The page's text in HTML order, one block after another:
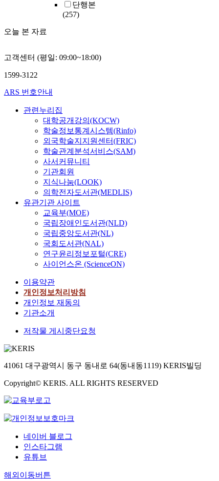
단행본
(257)
오늘 본 자료
고객센터 (평일: 09:00~18:00)
1599-3122
ARS 번호안내
관련누리집
대학공개강의(KOCW)
학술정보통계시스템(Rinfo)
외국학술지지원센터(FRIC)
학술관계분석서비스(SAM)
사서커뮤니티
기관회원
지식나눔(LOOK)
의학전자도서관(MEDLIS)
유관기관 사이트
교육부(MOE)
국립장애인도서관(NLD)
국립중앙도서관(NL)
국회도서관(NAL)
연구윤리정보포털(CRE)
사이언스온 (ScienceON)
이용약관
개인정보처리방침
개인정보 재동의
기관소개
저작물 게시중단요청
41061 대구광역시 동구 동내로 64(동내동1119) KERIS빌딩
Copyright© KERIS. ALL RIGHTS RESERVED
네이버 블로그
인스타그램
유튜브
해외이동버튼